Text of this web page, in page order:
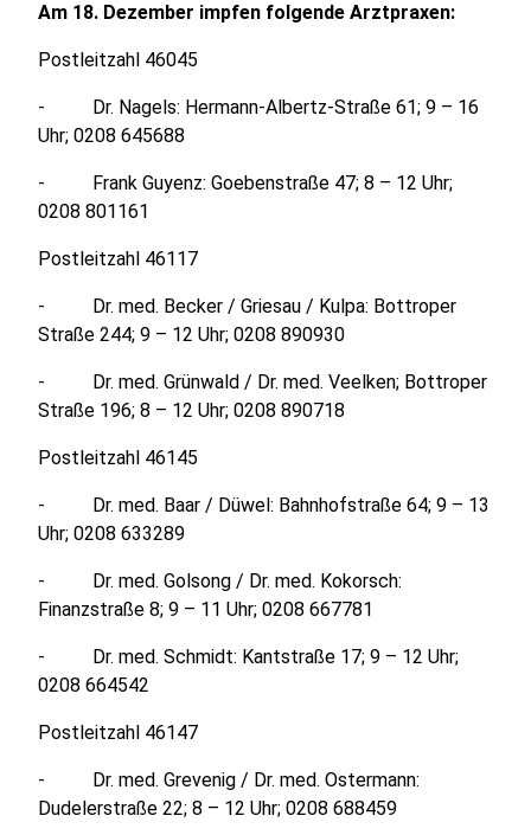
Am 18. Dezember impfen folgende Arztpraxen:
Postleitzahl 46045
- Dr. Nagels: Hermann-Albertz-Straße 61; 9 – 16
Uhr; 0208 645688
- Frank Guyenz: Goebenstraße 47; 8 – 12 Uhr;
0208 801161
Postleitzahl 46117
- Dr. med. Becker / Griesau / Kulpa: Bottroper
Straße 244; 9 – 12 Uhr; 0208 890930
- Dr. med. Grünwald / Dr. med. Veelken; Bottroper
Straße 196; 8 – 12 Uhr; 0208 890718
Postleitzahl 46145
- Dr. med. Baar / Düwel: Bahnhofstraße 64; 9 – 13
Uhr; 0208 633289
- Dr. med. Golsong / Dr. med. Kokorsch:
Finanzstraße 8; 9 – 11 Uhr; 0208 667781
- Dr. med. Schmidt: Kantstraße 17; 9 – 12 Uhr;
0208 664542
Postleitzahl 46147
- Dr. med. Grevenig / Dr. med. Ostermann:
Dudelerstraße 22; 8 – 12 Uhr; 0208 688459